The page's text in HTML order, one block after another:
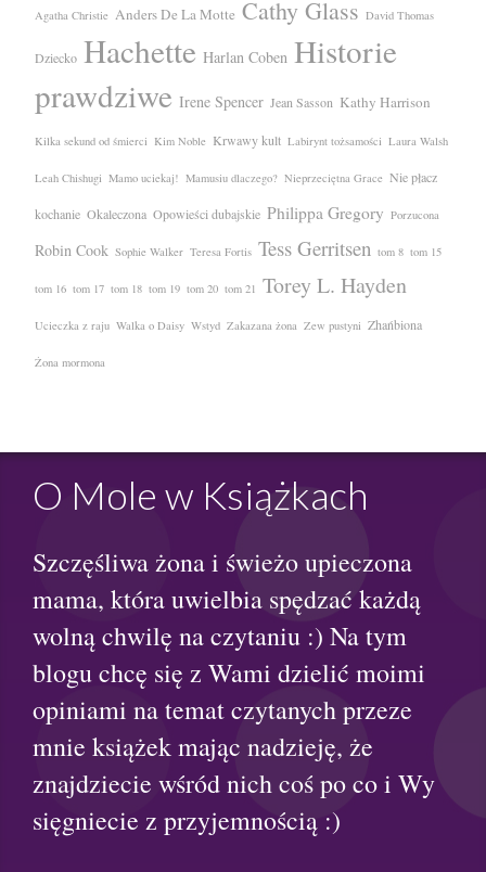
Agatha Christie Anders De La Motte Cathy Glass David Thomas
Dziecko Hachette Harlan Coben Historie
prawdziwe Irene Spencer Jean Sasson Kathy Harrison
Kilka sekund od śmierci Kim Noble Krwawy kult Labirynt tożsamości Laura Walsh
Leah Chishugi Mamo uciekaj! Mamusiu dlaczego? Nieprzeciętna Grace Nie płacz
kochanie Okaleczona Opowieści dubajskie Philippa Gregory Porzucona
Robin Cook Sophie Walker Teresa Fortis Tess Gerritsen tom 8 tom 15
tom 16 tom 17 tom 18 tom 19 tom 20 tom 21 Torey L. Hayden
Ucieczka z raju Walka o Daisy Wstyd Zakazana żona Zew pustyni Zhańbiona
Żona mormona
O Mole w Książkach
Szczęśliwa żona i świeżo upieczona
mama, która uwielbia spędzać każdą
wolną chwilę na czytaniu :) Na tym
blogu chcę się z Wami dzielić moimi
opiniami na temat czytanych przeze
mnie książek mając nadzieję, że
znajdziecie wśród nich coś po co i Wy
sięgniecie z przyjemnością :)